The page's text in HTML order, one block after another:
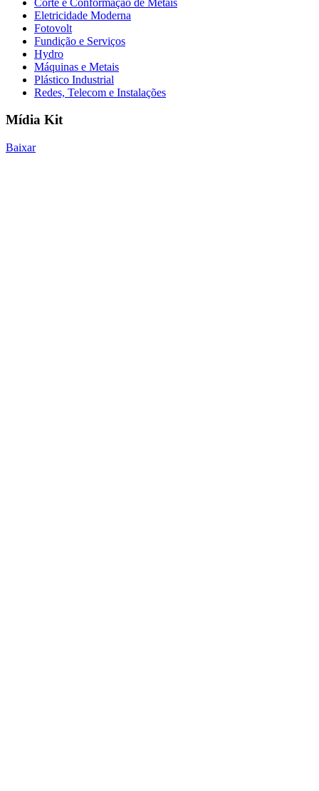
Eletricidade Moderna
Fotovolt
Fundição e Serviços
Hydro
Máquinas e Metais
Plástico Industrial
Redes, Telecom e Instalações
Mídia Kit
Baixar